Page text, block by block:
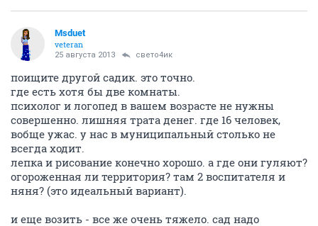
Msduet
veteran
25 августа 2013 свето4ик
поищите другой садик. это точно.
где есть хотя бы две комнаты.
психолог и логопед в вашем возрасте не нужны
совершенно. лишняя трата денег. где 16 человек,
вобще ужас. у нас в муниципальный столько не
всегда ходит.
лепка и рисование конечно хорошо. а где они гуляют?
огороженная ли территория? там 2 воспитателя и
няня? (это идеальный вариант).
и еще возить - все же очень тяжело. сад надо